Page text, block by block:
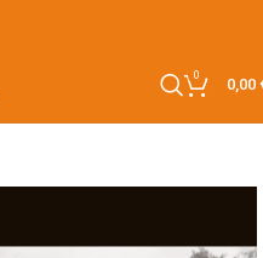
0
0,00